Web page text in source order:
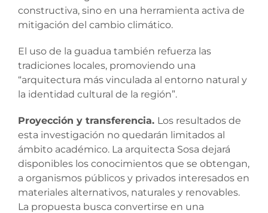
constructiva, sino en una herramienta activa de
mitigación del cambio climático.
El uso de la guadua también refuerza las
tradiciones locales, promoviendo una
“arquitectura más vinculada al entorno natural y
la identidad cultural de la región”.
Proyección y transferencia. Los resultados de
esta investigación no quedarán limitados al
ámbito académico. La arquitecta Sosa dejará
disponibles los conocimientos que se obtengan,
a organismos públicos y privados interesados ​​en
materiales alternativos, naturales y renovables.
La propuesta busca convertirse en una